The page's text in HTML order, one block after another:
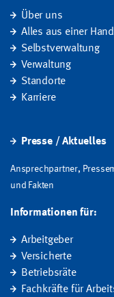
Über uns
Alles aus einer Hand
Selbstverwaltung
Verwaltung
Standorte
Karriere
Presse / Aktuelles
Ansprechpartner,
und Fakten
Informationen für:
Arbeitgeber
Versicherte
Betriebsräte
Fachkräfte für